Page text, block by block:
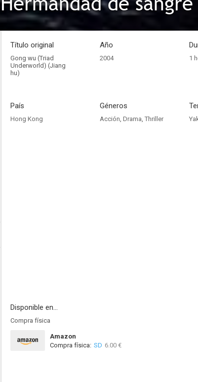
Título original
Gong wu (Triad
Underworld) (Jiang
hu)
Año
2004 1
País
Hong Kong
Géneros
Acción, Drama, Thriller
Disponible en...
Compra física
Amazon
Compra física: SD 6.00 €